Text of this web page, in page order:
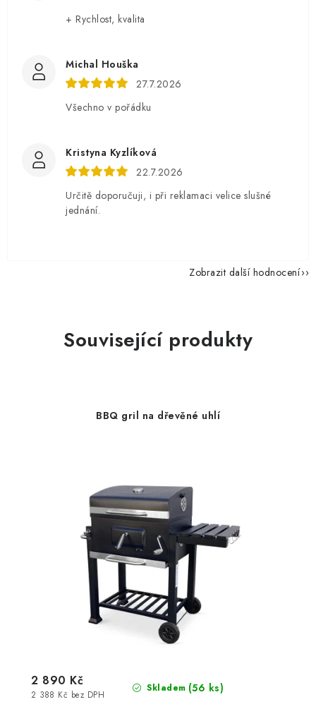
+ Rychlost, kvalita
Michal Houška
27.7.2026
Všechno v pořádku
Kristyna Kyzlíková
22.7.2026
Určitě doporučuji, i při reklamaci velice slušné
jednání.
Zobrazit další hodnocení
Související produkty
BBQ gril na dřevěné uhlí
Skladem (56 ks)
2 388 Kč bez DPH
2 890 Kč